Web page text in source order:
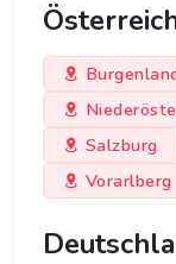
Salzburg
Vorarlberg